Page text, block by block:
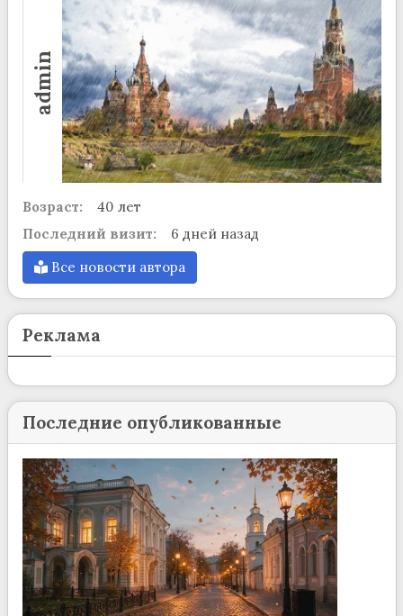
admin
Возраст:
40 лет
Последний визит:
6 дней назад
Все новости автора
Реклама
Последние опубликованные